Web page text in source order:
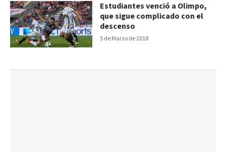
5 de Marzo de 2018
Estudiantes venció a Olimpo,
que sigue complicado con el
descenso